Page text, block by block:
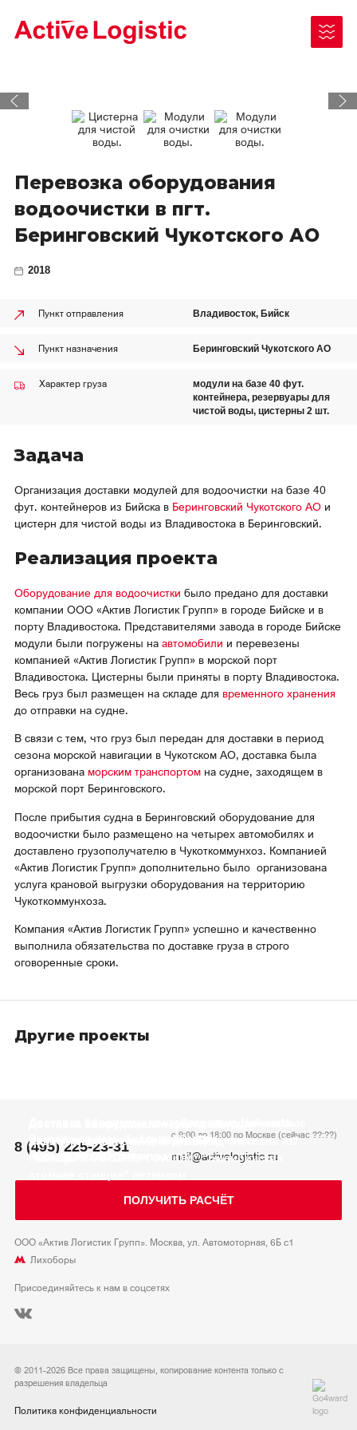
Республика Саха (Якутия)
Ненецкий АО
Красноярский край
Как отправить груз
Документы для отправки/получения
О нас
Реквизиты
Перевозка оборудования
водоочистки в пгт.
Беринговский Чукотского АО
2018
Пункт отправления Владивосток, Бийск
Пункт назначения Беринговский Чукотского АО
Характер груза
модули на базе 40 фут.
контейнера, резервуары для
чистой воды, цистерны 2 шт.
Задача
Организация доставки модулей для водоочистки на базе 40
фут. контейнеров из Бийска в Беринговский Чукотского АО и
цистерн для чистой воды из Владивостока в Беринговский.
Реализация проекта
Оборудование для водоочистки было предано для доставки
компании ООО «Актив Логистик Групп» в городе Бийске и в
порту Владивостока. Представителями завода в городе Бийске
модули были погружены на автомобили и перевезены
компанией «Актив Логистик Групп» в морской порт
Владивостока. Цистерны были приняты в порту Владивостока.
Весь груз был размещен на складе для временного хранения
до отправки на судне.
В связи с тем, что груз был передан для доставки в период
сезона морской навигации в Чукотском АО, доставка была
организована морским транспортом на судне, заходящем в
морской порт Беринговского.
После прибытия судна в Беринговский оборудование для
водоочистки было размещено на четырех автомобилях и
доставлено грузополучателю в Чукоткоммунхоз. Компанией
«Актив Логистик Групп» дополнительно было организована
услуга крановой выгрузки оборудования на территорию
Чукоткоммунхоза.
Компания «Актив Логистик Групп» успешно и качественно
выполнила обязательства по доставке груза в строго
оговоренные сроки.
Другие проекты
Бестяха до Усть-Куйги и обратно
Наглёйнын и месторождение Песчанка
Чукотского АО зимником
для нужд Филиала АО "КОНЦЕРН
РОСЭНЕРГОАТОМ"
радиоактивных отходов для нужд Филиала АО
"КОНЦЕРН РОСЭНЕРГОАТОМ" "Билибинская
8 (495) 225-23-31
с 9:00 до 18:00 по Москве (сейчас ??:??)
mail@activelogistic.ru
ПОЛУЧИТЬ РАСЧЁТ
ООО «Актив Логистик Групп». Москва, ул. Автомоторная, 6Б с1
Лихоборы
Присоединяйтесь к нам в соцсетях
© 2011-2026 Все права защищены, копирование контента только с
разрешения владельца
Политика конфиденциальности